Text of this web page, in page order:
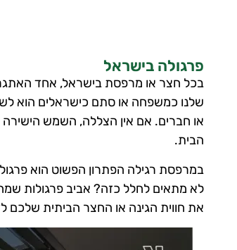
פרגולה בישראל
בכל חצר או מרפסת בישראל, אחד
שלנו כמשפחה או סתם כישראלים הוא
או חברים. אם אין הצללה, השמש
הבית.
במרפסת רגילה הפתרון הפשוט הוא
לא מתאים לחלל כזה? אביב פרגולות
את חווית הגינה או החצר הביתית שלכם